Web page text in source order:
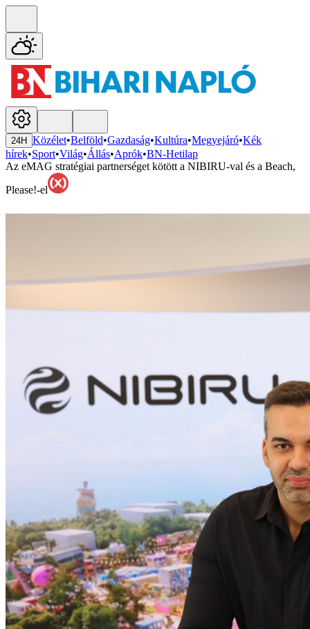
24H Közélet•Belföld•Gazdaság•Kultúra•Megyejáró•Kék
hírek•Sport•Világ•Állás•Aprók•BN-Hetilap
Az eMAG stratégiai partnerséget kötött a NIBIRU-val és a Beach,
Please!-el